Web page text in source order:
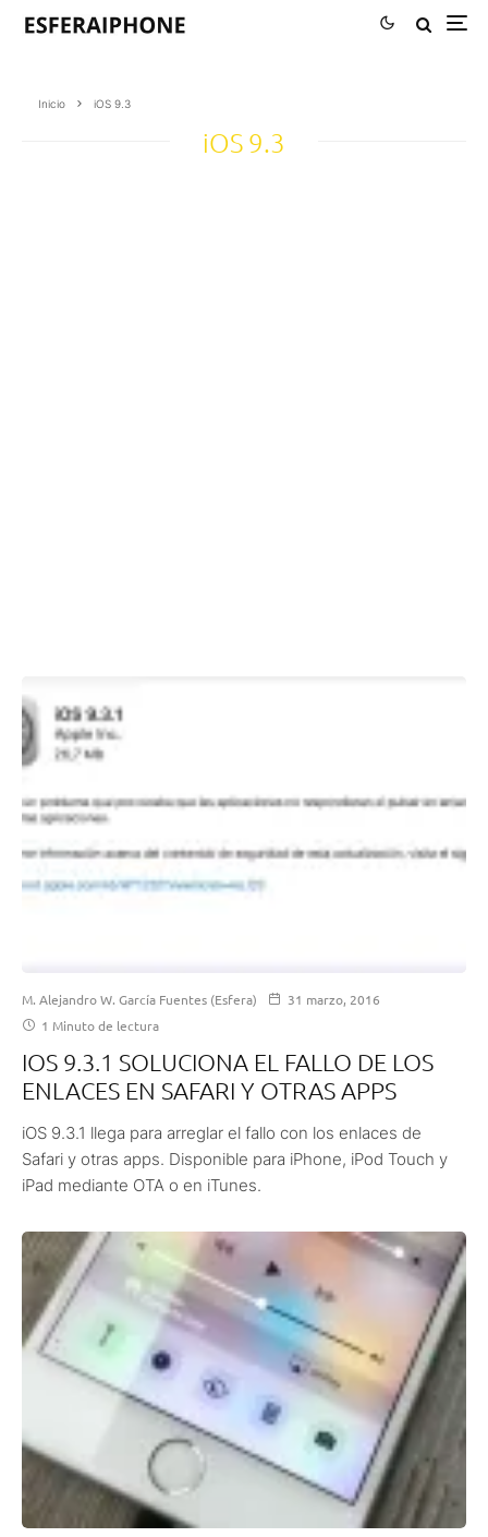
Inicio iOS 9.3
iOS 9.3
M. Alejandro W. García Fuentes (Esfera)
31 marzo, 2016
1 Minuto de lectura
IOS 9.3.1 SOLUCIONA EL FALLO DE LOS
ENLACES EN SAFARI Y OTRAS APPS
iOS 9.3.1 llega para arreglar el fallo con los enlaces de
Safari y otras apps. Disponible para iPhone, iPod Touch y
iPad mediante OTA o en iTunes.